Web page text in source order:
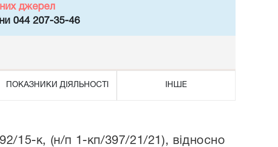
джерел
044 207-35-46
ПОКАЗНИКИ ДІЯЛЬНОСТІ ІНШЕ
15-к, (н/п 1-кп/397/21/21), відносно